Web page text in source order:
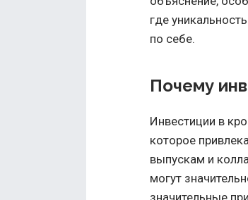
где
по себе.
Почему
Инвестиции в
которое
выпускам и
могут
значительные